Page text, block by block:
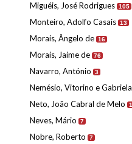
Miguéis, José Rodrigues 105
Monteiro, Adolfo Casais 13
Morais, Ângelo de 16
Morais, Jaime de 76
Navarro, António 3
Nemésio, Vitorino e Gabriela
Neto, João Cabral de Melo 1
Neves, Mário 7
Nobre, Roberto 7